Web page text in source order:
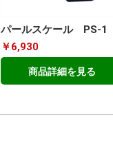
パールスケール PS-1
￥6,930
商品詳細を見る